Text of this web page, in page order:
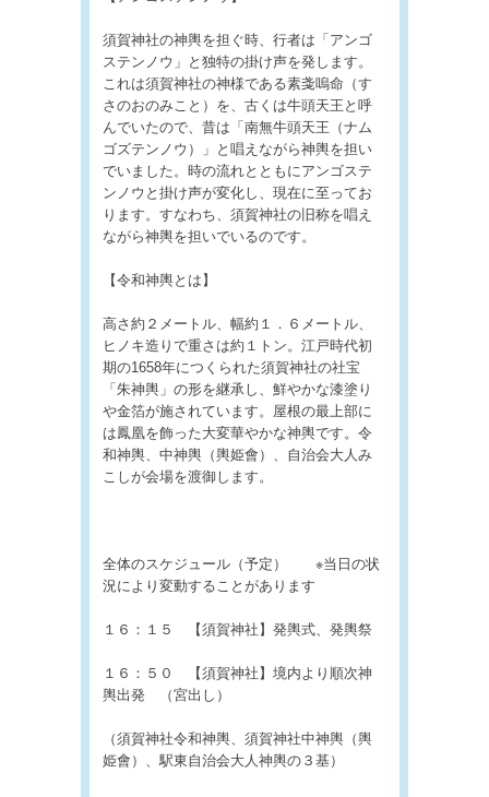
須賀神社の神輿を担ぐ時、行者は「アンゴ
ステンノウ」と独特の掛け声を発します。
これは須賀神社の神様である素戔嗚命（す
さのおのみこと）を、古くは牛頭天王と呼
んでいたので、昔は「南無牛頭天王（ナム
ゴズテンノウ）」と唱えながら神輿を担い
でいました。時の流れとともにアンゴステ
ンノウと掛け声が変化し、現在に至ってお
ります。すなわち、須賀神社の旧称を唱え
ながら神輿を担いでいるのです。
【令和神輿とは】
高さ約２メートル、幅約１．６メートル、
ヒノキ造りで重さは約１トン。江戸時代初
期の1658年につくられた須賀神社の社宝
「朱神輿」の形を継承し、鮮やかな漆塗り
や金箔が施されています。屋根の最上部に
は鳳凰を飾った大変華やかな神輿です。令
和神輿、中神輿（輿姫會）、自治会大人み
こしが会場を渡御します。
全体のスケジュール（予定） ※当日の状
況により変動することがあります
１６：１５ 【須賀神社】発輿式、発輿祭
１６：５０ 【須賀神社】境内より順次神
輿出発 （宮出し）
（須賀神社令和神輿、須賀神社中神輿（輿
姫會）、駅東自治会大人神輿の３基）